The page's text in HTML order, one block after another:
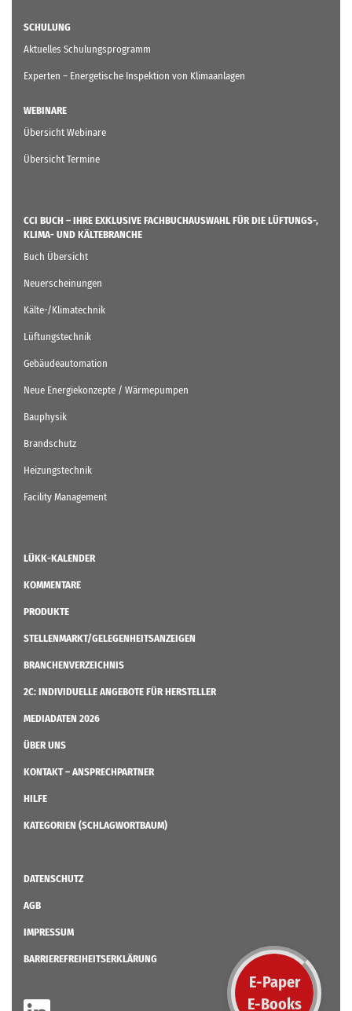
SCHULUNG
Aktuelles Schulungsprogramm
Experten – Energetische Inspektion von Klimaanlagen
WEBINARE
Übersicht Webinare
Übersicht Termine
CCI BUCH – IHRE EXKLUSIVE FACHBUCHAUSWAHL FÜR DIE LÜFTUNGS-,
KLIMA- UND KÄLTEBRANCHE
Buch Übersicht
Neuerscheinungen
Kälte-/Klimatechnik
Lüftungstechnik
Gebäudeautomation
Neue Energiekonzepte / Wärmepumpen
Bauphysik
Brandschutz
Heizungstechnik
Facility Management
LÜKK-KALENDER
KOMMENTARE
PRODUKTE
STELLENMARKT/GELEGENHEITSANZEIGEN
BRANCHENVERZEICHNIS
2C: INDIVIDUELLE ANGEBOTE FÜR HERSTELLER
MEDIADATEN 2026
ÜBER UNS
KONTAKT – ANSPRECHPARTNER
HILFE
KATEGORIEN (SCHLAGWORTBAUM)
DATENSCHUTZ
AGB
IMPRESSUM
BARRIEREFREIHEITSERKLÄRUNG
E-Paper
E-Books